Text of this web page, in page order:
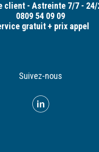
client - Astreinte 7/7 - 24/
0809 54 09 09
gratuit + prix appel
Suivez-nous